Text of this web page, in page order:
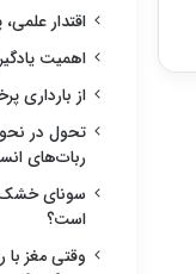
اقتدار
اهمیت یادگیری
از بارداری
تحول در
ربات‌های
سونای خشک
است؟
وقتی مغز با